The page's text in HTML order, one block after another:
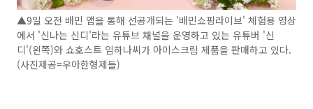
▲9일 오전 배민 앱을 통해 선공개되는 '배민쇼핑라이브' 체험용 영상
에서 '신나는 신디'라는 유튜브 채널을 운영하고 있는 유튜버 '신
디'(왼쪽)와 쇼호스트 임하나씨가 아이스크림 제품을 판매하고 있다.
(사진제공=우아한형제들)